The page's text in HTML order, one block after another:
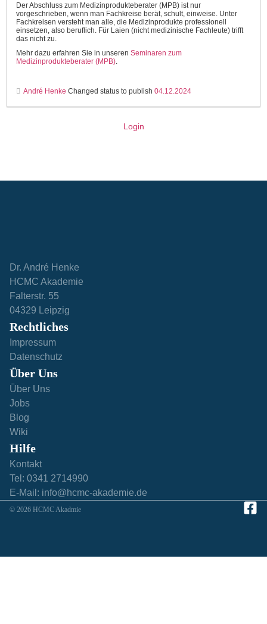
Der Abschluss zum Medizinprodukteberater (MPB) ist nur
vorgeschrieben, wenn man Fachkreise berät, schult, einweise. Unter
Fachkreisen versteht man alle, die Medizinprodukte professionell
einsetzen, also beruflich. Für Laien (nicht medizinische Fachleute) trifft
das nicht zu.
Mehr dazu erfahren Sie in unseren Seminaren zum
Medizinprodukteberater (MPB)
André Henke Changed status to publish 04.12.2024
Login
Dr. André Henke
HCMC Akademie
Falterstr. 55
04329 Leipzig
Rechtliches
Impressum
Datenschutz
Über Uns
Über Uns
Jobs
Blog
Wiki
Hilfe​
Kontakt
Tel: 0341 2714990
E-Mail: info@hcmc-akademie.de
© 2026 HCMC Akadmie